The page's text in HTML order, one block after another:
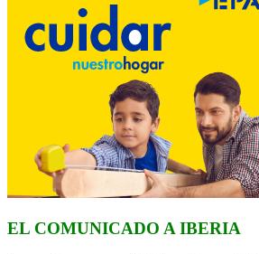
EL COMUNICADO A IBERIA